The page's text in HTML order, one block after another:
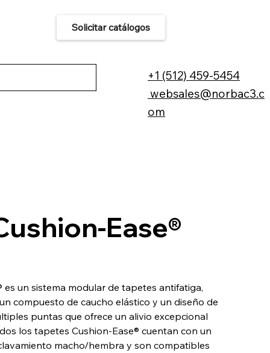
+1 (512) 459-5454
websales@norbac3.c
om
Solicitar catálogos
Ease®
es un sistema modular de tapetes antifatiga,
compuesto de caucho elástico y un diseño de
puntas que ofrece un alivio excepcional
los tapetes Cushion-Ease® cuentan con un
macho/hembra y son compatibles